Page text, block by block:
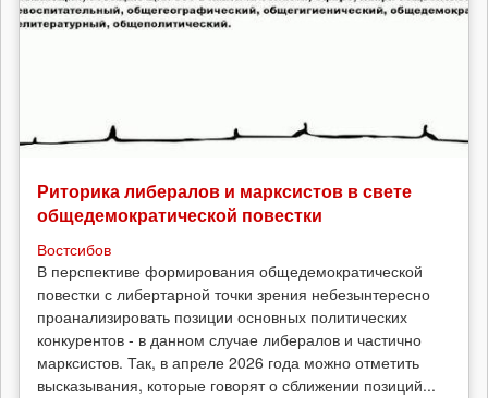
Риторика либералов и марксистов в свете
общедемократической повестки
Востсибов
В перспективе формирования общедемократической
повестки с либертарной точки зрения небезынтересно
проанализировать позиции основных политических
конкурентов - в данном случае либералов и частично
марксистов. Так, в апреле 2026 года можно отметить
высказывания, которые говорят о сближении позиций...